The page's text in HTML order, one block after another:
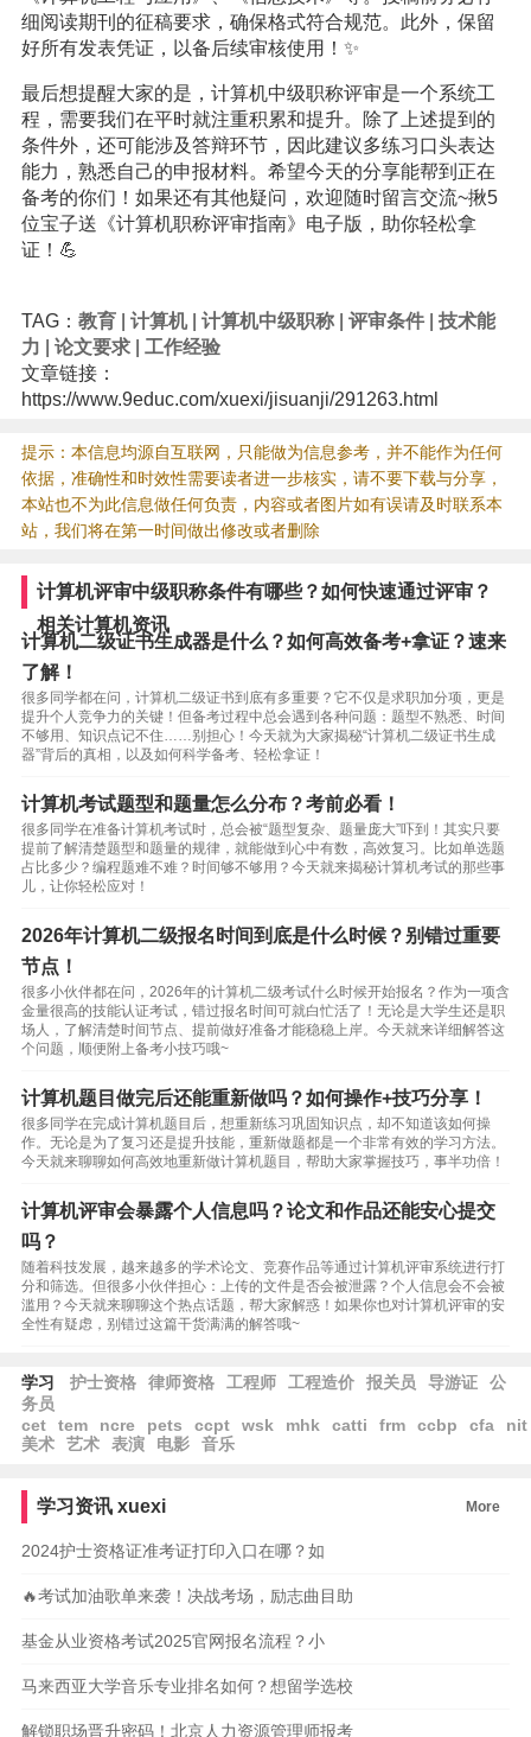
细阅读期刊的征稿要求，确保格式符合规范。此外，保留
好所有发表凭证，以备后续审核使用！✨
最后想提醒大家的是，计算机中级职称评审是一个系统工
程，需要我们在平时就注重积累和提升。除了上述提到的
条件外，还可能涉及答辩环节，因此建议多练习口头表达
能力，熟悉自己的申报材料。希望今天的分享能帮到正在
备考的你们！如果还有其他疑问，欢迎随时留言交流~揪5
位宝子送《计算机职称评审指南》电子版，助你轻松拿
证！💪
TAG： 教育| 计算机| 计算机中级职称| 评审条件| 技术能
力
论文要求| 工作经验
文章链接：
https://www.9educ.com/xuexi/jisuanji/291263.html
提示：本信息均源自互联网，只能做为信息参考，并不能作为任何
依据，准确性和时效性需要读者进一步核实，请不要下载与分享，
本站也不为此信息做任何负责，内容或者图片如有误请及时联系本
站，我们将在第一时间做出修改或者删除
计算机评审中级职称条件有哪些？如何快速通过评审？
相关计算机资讯
计算机二级证书生成器是什么？如何高效备考+拿证？速来
了解！
很多同学都在问，计算机二级证书到底有多重要？它不仅是求职加分项，更是
提升个人竞争力的关键！但备考过程中总会遇到各种问题：题型不熟悉、时间
不够用、知识点记不住……别担心！今天就为大家揭秘“计算机二级证书生成
器”背后的真相，以及如何科学备考、轻松拿证！
计算机考试题型和题量怎么分布？考前必看！
很多同学在准备计算机考试时，总会被“题型复杂、题量庞大”吓到！其实只要
提前了解清楚题型和题量的规律，就能做到心中有数，高效复习。比如单选题
占比多少？编程题难不难？时间够不够用？今天就来揭秘计算机考试的那些事
儿，让你轻松应对！
2026年计算机二级报名时间到底是什么时候？别错过重要
节点！
很多小伙伴都在问，2026年的计算机二级考试什么时候开始报名？作为一项含
金量很高的技能认证考试，错过报名时间可就白忙活了！无论是大学生还是职
场人，了解清楚时间节点、提前做好准备才能稳稳上岸。今天就来详细解答这
个问题，顺便附上备考小技巧哦~
计算机题目做完后还能重新做吗？如何操作+技巧分享！
很多同学在完成计算机题目后，想重新练习巩固知识点，却不知道该如何操
作。无论是为了复习还是提升技能，重新做题都是一个非常有效的学习方法。
今天就来聊聊如何高效地重新做计算机题目，帮助大家掌握技巧，事半功倍！
计算机评审会暴露个人信息吗？论文和作品还能安心提交
吗？
随着科技发展，越来越多的学术论文、竞赛作品等通过计算机评审系统进行打
分和筛选。但很多小伙伴担心：上传的文件是否会被泄露？个人信息会不会被
滥用？今天就来聊聊这个热点话题，帮大家解惑！如果你也对计算机评审的安
全性有疑虑，别错过这篇干货满满的解答哦~
学习 护士资格 律师资格 工程师 工程造价 报关员 导游证
公
务员
cet
tem ncre pets ccpt wsk mhk catti frm ccbp cfa
nit
美术
艺术 表演 电影 音乐
学习资讯 xuexi More
2024护士资格证准考证打印入口在哪？如
🔥考试加油歌单来袭！决战考场，励志曲目助
基金从业资格考试2025官网报名流程？小
马来西亚大学音乐专业排名如何？想留学选校
解锁职场晋升密码！北京人力资源管理师报考